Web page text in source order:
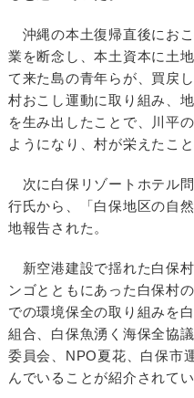
沖縄の本土復帰直後にお
業を断念し、本土資本に土
て来た島の青年らが、買戻
村おこし運動に取り組み、
を生み出したことで、川平
ようになり、村が栄えたこ
次に白保リゾートホテル
行氏から、「白保地区の自
地報告された。
新空港建設で揺れた白保
ンゴとともにあった白保村
での環境保全の取り組みを
組合、白保魚湧く海保全協
委員会、NPO夏花、白保市
んでいることが紹介されてい